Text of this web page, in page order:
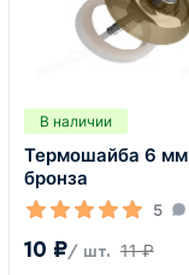
В наличии
Термошайба 6 мм
бронза
5
10 ₽/ шт. 11 ₽